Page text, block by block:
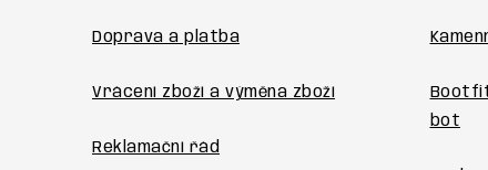
Doprava a platba
Vrácení zboží a výměna zboží
Reklamační řád
bot